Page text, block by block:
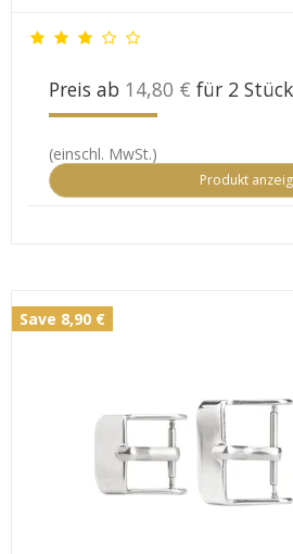
Preis ab 14,80 € für 2 Stück
(einschl. MwSt.)
Produkt
Save 8,90 €